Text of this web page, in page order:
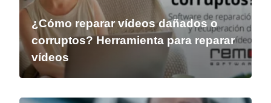
¿Cómo reparar vídeos dañados o
corruptos? Herramienta para reparar
vídeos